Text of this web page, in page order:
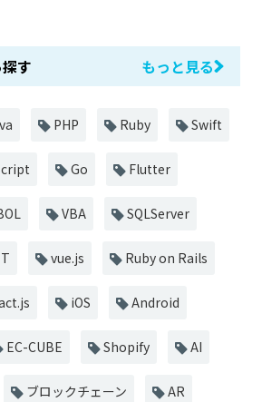
す もっと見る
PHP Ruby Swift
Go Flutter
VBA SQLServer
vue.js Ruby on Rails
iOS Android
EC-CUBE Shopify AI
ブロックチェーン AR